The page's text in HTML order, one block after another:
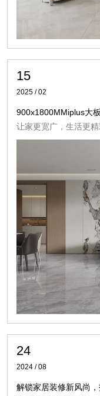
15
2025 / 02
900x1800MMiplus大
让家更宽广，生活更精
24
2024 / 08
解锁家居装修新风尚